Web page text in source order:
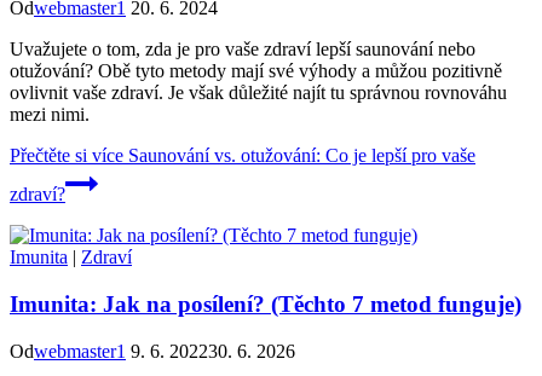
Odwebmaster1 20. 6. 2024
Uvažujete o tom, zda je pro vaše zdraví lepší saunování nebo
otužování? Obě tyto metody mají své výhody a můžou pozitivně
ovlivnit vaše zdraví. Je však důležité najít tu správnou rovnováhu
mezi nimi.
Přečtěte si více Saunování vs. otužování: Co je lepší pro vaše
zdraví?
Imunita | Zdraví
Imunita: Jak na posílení? (Těchto 7 metod funguje)
Odwebmaster1 9. 6. 202230. 6. 2026